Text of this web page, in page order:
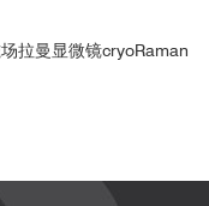
拉曼显微镜cryoRaman